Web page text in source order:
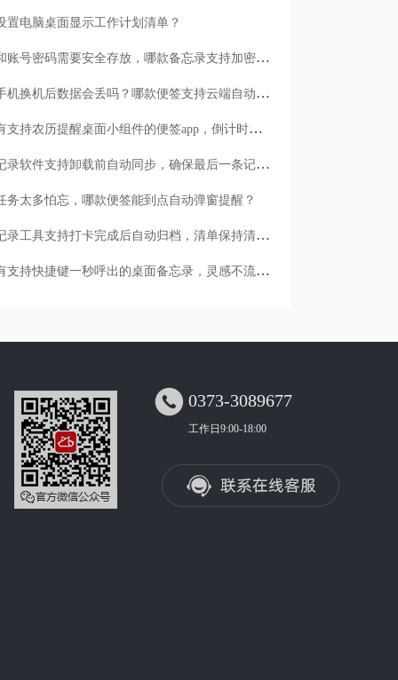
置电脑桌面显示工作计划清单？
日记和账号密码需要安全存放，哪款备忘录支持加密保护？
安卓手机换机后数据会丢吗？哪款便签支持云端自动备份？
有没有支持农历提醒桌面小组件的便签app，倒计时一目了然
哪款记录软件支持卸载前自动同步，确保最后一条记录不丢失？
务太多怕忘，哪款便签能到点自动弹窗提醒？
哪款记录工具支持打卡完成后自动归档，清单保持清爽？
有没有支持快捷键一秒呼出的桌面备忘录，灵感不流失？
 0373-3089677
工作日9:00-18:00